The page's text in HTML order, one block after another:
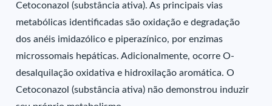
Cetoconazol (substância ativa). As principais vias
metabólicas identificadas são oxidação e degradação
dos anéis imidazólico e piperazínico, por enzimas
microssomais hepáticas. Adicionalmente, ocorre O-
desalquilação oxidativa e hidroxilação aromática. O
Cetoconazol (substância ativa) não demonstrou induzir